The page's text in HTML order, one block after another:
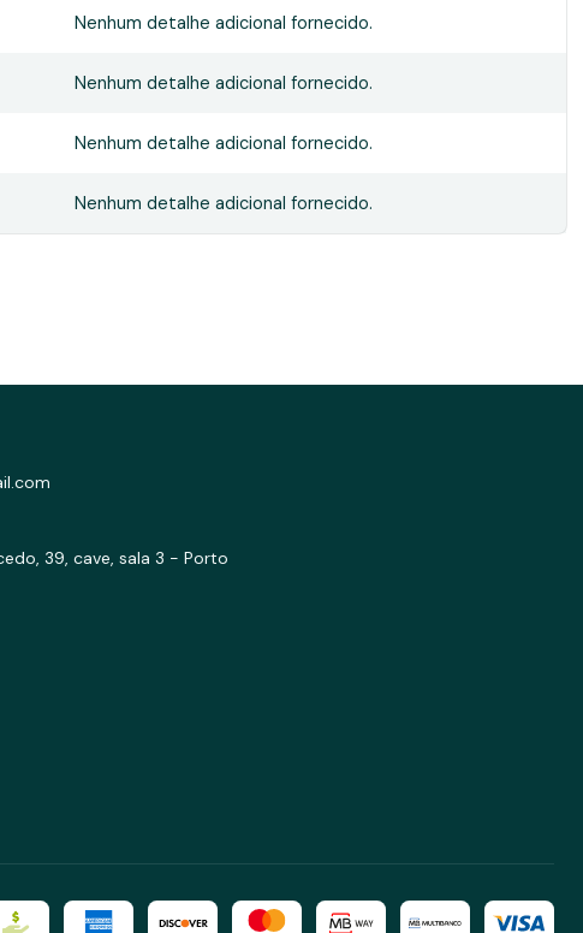
Nenhum detalhe adicional fornecido.
Nenhum detalhe adicional fornecido.
Nenhum detalhe adicional fornecido.
Nenhum detalhe adicional fornecido.
39, cave, sala 3 - Porto